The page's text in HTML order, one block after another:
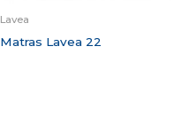
Lavea
Matras Lavea 22